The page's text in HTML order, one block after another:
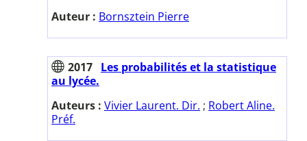
Auteur : Bornsztein Pierre
2017 Les probabilités et la statistique
au lycée.
Auteurs : Vivier Laurent. Dir. ; Robert Aline.
Préf.